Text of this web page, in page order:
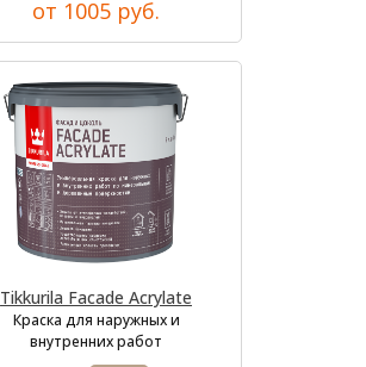
от 1005 руб.
Tikkurila Facade Acrylate
Краска для наружных и
внутренних работ